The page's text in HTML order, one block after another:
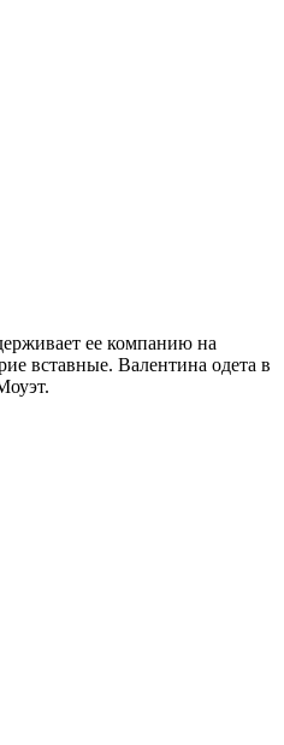
ее компанию на
вставные. Валентина одета в